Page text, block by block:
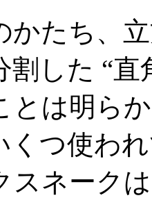
たち、
割した “
とは明ら
くつ使わ
スネーク